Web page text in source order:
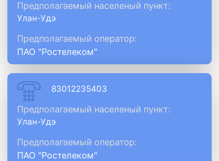
Предполагаемый населеный пункт:
Улан-Удэ
Предполагаемый оператор:
ПАО "Ростелеком"
83012235403
Предполагаемый населеный пункт:
Улан-Удэ
Предполагаемый оператор:
ПАО "Ростелеком"